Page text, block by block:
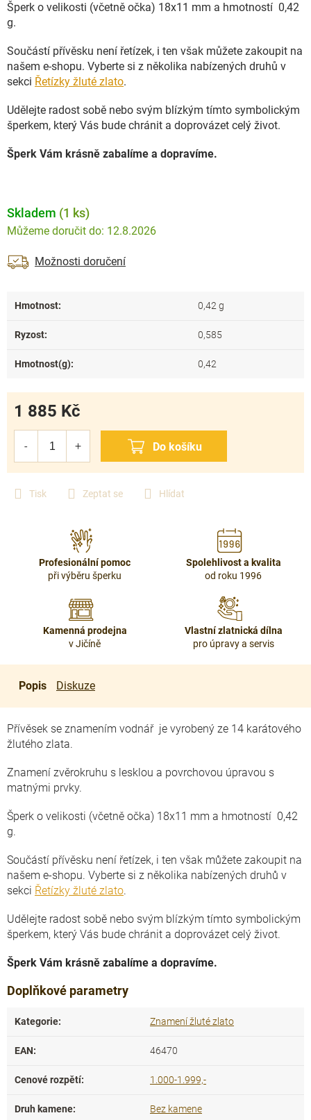
Šperk o velikosti (včetně očka) 18x11 mm a hmotností 0,42
g.
Součástí přívěsku není řetízek, i ten však můžete zakoupit na
našem e-shopu. Vyberte si z několika nabízených druhů v
sekci Řetízky žluté zlato.
Udělejte radost sobě nebo svým blízkým tímto symbolickým
šperkem, který Vás bude chránit a doprovázet celý život.
Šperk Vám krásně zabalíme a dopravíme.
Tisk Zeptat se Hlídat
Skladem (1 ks)
12.8.2026
Možnosti doručení
1 885 Kč
Hmotnost: 0,42 g
Ryzost: 0,585
Hmotnost(g): 0,42
Profesionální pomoc
při výběru šperku
Spolehlivost a kvalita
od roku 1996
Kamenná prodejna
v Jičíně
Vlastní zlatnická dílna
pro úpravy a servis
Popis Diskuze
Přívěsek se znamením vodnář je vyrobený ze 14 karátového
žlutého zlata.
Znamení zvěrokruhu s lesklou a povrchovou úpravou s
matnými prvky.
Šperk o velikosti (včetně očka) 18x11 mm a hmotností 0,42
g.
Součástí přívěsku není řetízek, i ten však můžete zakoupit na
našem e-shopu. Vyberte si z několika nabízených druhů v
sekci Řetízky žluté zlato.
Udělejte radost sobě nebo svým blízkým tímto symbolickým
šperkem, který Vás bude chránit a doprovázet celý život.
Šperk Vám krásně zabalíme a dopravíme.
Doplňkové parametry
Kategorie: Znamení žluté zlato
EAN: 46470
Cenové rozpětí: 1.000-1.999,-
Druh kamene: Bez kamene